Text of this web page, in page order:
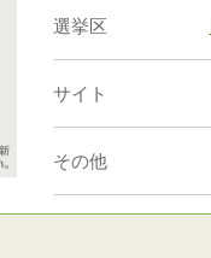
選挙区
サイト
その他